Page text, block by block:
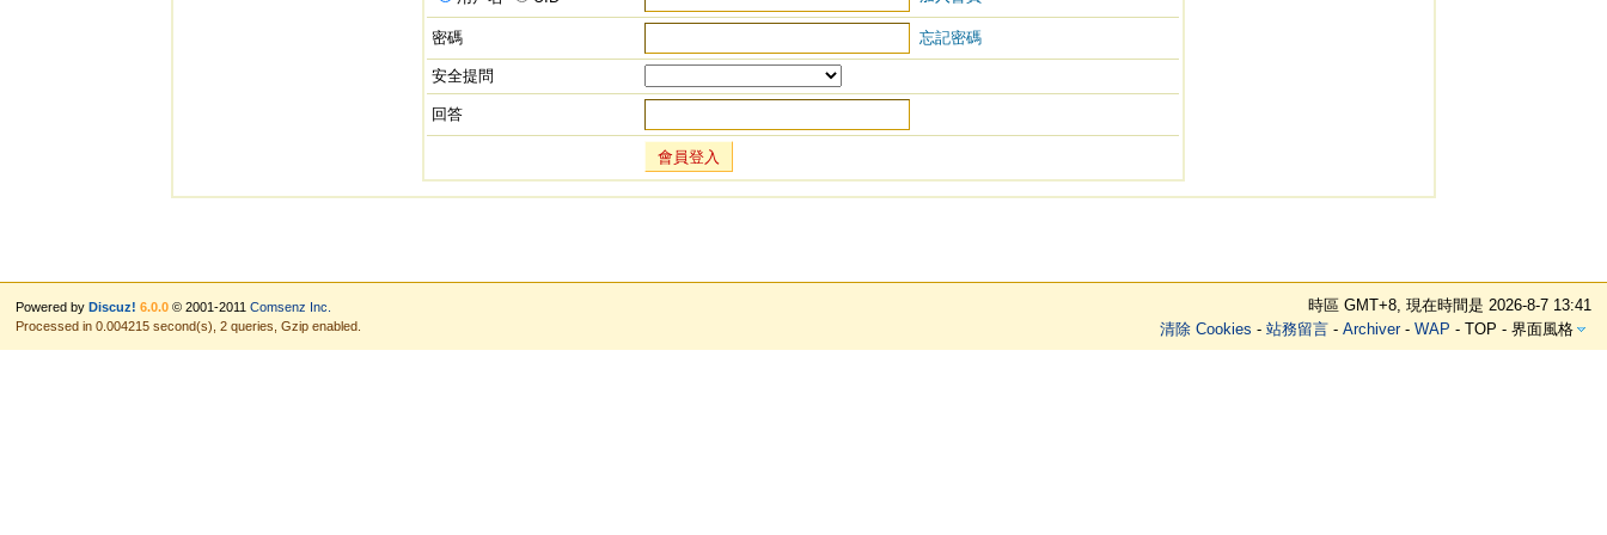
密碼 忘記密碼
安全提問
回答
會員登入
時區 GMT+8, 現在時間是 2026-8-7 13:41
清除 Cookies - 站務留言- Archiver- WAP - TOP - 界面風格
Powered byDiscuz! 6.0.0 © 2001-2011Comsenz Inc.
Processed in 0.004215 second(s), 2 queries, Gzip enabled.